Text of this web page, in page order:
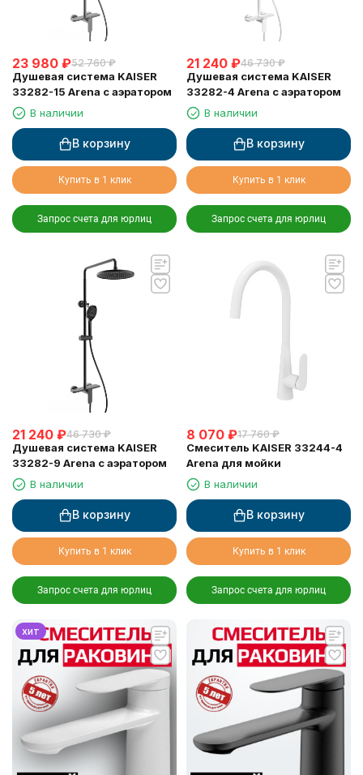
23 980 ₽52 760 ₽
Душевая система KAISER
33282-15 Arena с аэратором
В наличии
В корзину
Купить в 1 клик
Запрос счета для юрлиц
21 240 ₽46 730 ₽
Душевая система KAISER
33282-4 Arena с аэратором
В наличии
В корзину
Купить в 1 клик
Запрос счета для юрлиц
21 240 ₽46 730 ₽
Душевая система KAISER
33282-9 Arena с аэратором
В наличии
В корзину
Купить в 1 клик
Запрос счета для юрлиц
8 070 ₽17 760 ₽
Смеситель KAISER 33244-4
Arena для мойки
В наличии
В корзину
Купить в 1 клик
Запрос счета для юрлиц
хит